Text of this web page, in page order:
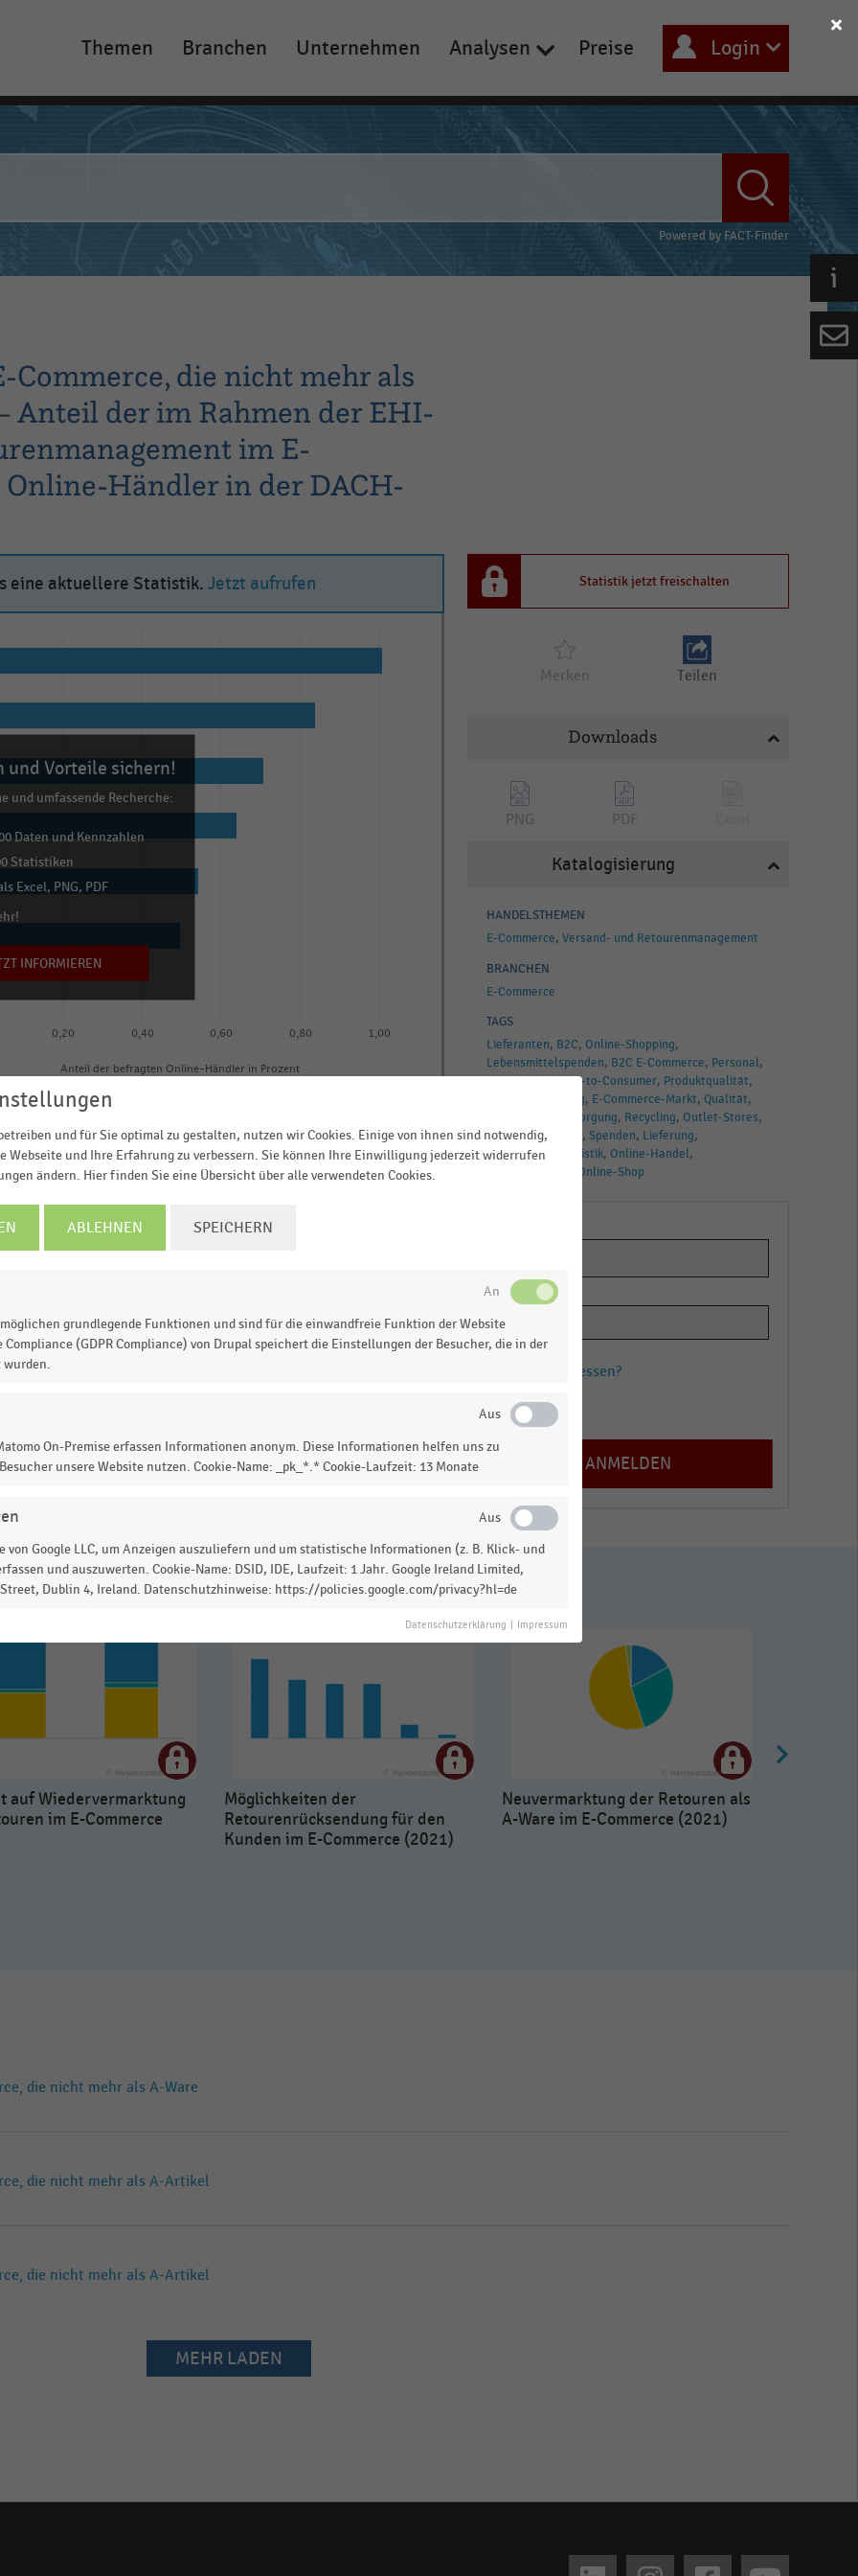
Main
navigation
Themen Branchen Unternehmen Analysen Preise Login
Powered by FACT-Finder
die nicht mehr als
der im Rahmen der EHI-
im E-
Online-Händler in der DACH-
eine aktuellere Statistik. Jetzt aufrufen
Anteil der befragten Online-Händler in Prozent
0,20 0,40 0,60 0,80 1,00
und Vorteile sichern!
und umfassende Recherche:
Daten und Kennzahlen
Statistiken
Excel, PNG, PDF
INFORMIEREN
EHI-Studie „Versand- und Retourenmanagement im
der DACH-Region auf die Frage nach dem Umgang mit
Angegeben wird jeweils der Anteil der
Statistik? Jetzt einloggen oder
Statistik jetzt freischalten
Merken Teilen
Downloads
PNG PDF
Katalogisierung
HANDELSTHEMEN
E-Commerce Versand- und Retourenmanagement
BRANCHEN
E-Commerce
TAGS
Lieferanten B2C Online-Shopping
Lebensmittelspenden B2C E-Commerce Personal
B-Ware Business-to-Consumer Produktqualität
Zweitvermarktung E-Commerce-Markt Qualität
Entsorgung Recycling Outlet-Stores
Kosten Retouren Spenden Lieferung
Deutschland
Logistik Online-Handel
Online-Shop
Passwort vergessen?
Registrieren
auf Wiedervermarktung
im E-Commerce
Möglichkeiten der
Retourenrücksendung für den
Kunden im E-Commerce (2021)
Neuvermarktung der Retouren als
A-Ware im E-Commerce (2021)
die nicht mehr als A-Ware
die nicht mehr als A-Artikel
die nicht mehr als A-Artikel
MEHR LADEN
und für Sie optimal zu gestalten, nutzen wir Cookies. Einige von ihnen sind notwendig,
Webseite und Ihre Erfahrung zu verbessern. Sie können Ihre Einwilligung jederzeit widerrufen
ändern. Hier finden Sie eine Übersicht über alle verwendeten Cookies.
ABLEHNEN SPEICHERN
grundlegende Funktionen und sind für die einwandfreie Funktion der Website
(GDPR Compliance) von Drupal speichert die Einstellungen der Besucher, die in der
wurden.
On-Premise erfassen Informationen anonym. Diese Informationen helfen uns zu
unsere Website nutzen. Cookie-Name: _pk_*.* Cookie-Laufzeit: 13 Monate
von Google LLC, um Anzeigen auszuliefern und um statistische Informationen (z. B. Klick- und
und auszuwerten. Cookie-Name: DSID, IDE, Laufzeit: 1 Jahr. Google Ireland Limited,
Street, Dublin 4, Ireland. Datenschutzhinweise: https://policies.google.com/privacy?hl=de
Datenschutzerklärung Impressum